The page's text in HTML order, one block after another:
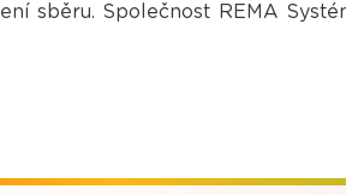
sběru. Společnost REMA